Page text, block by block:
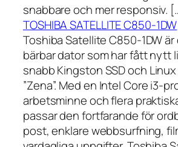
snabbare och mer responsiv.
TOSHIBA SATELLITE C850-1DW
Toshiba Satellite C850-1DW är
bärbar dator som har fått nytt
snabb Kingston SSD och
”Zena”. Med en Intel Core i3-
arbetsminne och flera
passar den fortfarande för
post, enklare webbsurfning,